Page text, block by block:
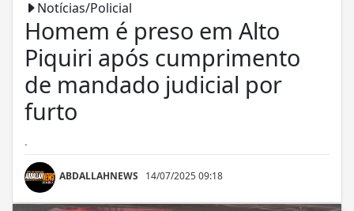
Notícias/Policial
Homem é preso em Alto
Piquiri após cumprimento
de mandado judicial por
furto
.
ABDALLAHNEWS 14/07/2025 09:18